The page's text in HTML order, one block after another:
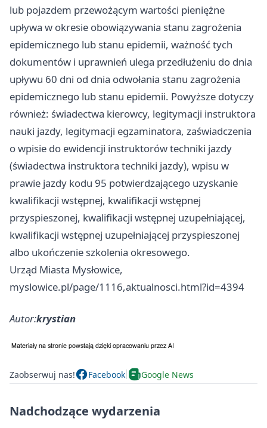
lub pojazdem przewożącym wartości pieniężne
upływa w okresie obowiązywania stanu zagrożenia
epidemicznego lub stanu epidemii, ważność tych
dokumentów i uprawnień ulega przedłużeniu do dnia
upływu 60 dni od dnia odwołania stanu zagrożenia
epidemicznego lub stanu epidemii. Powyższe dotyczy
również: świadectwa kierowcy, legitymacji instruktora
nauki jazdy, legitymacji egzaminatora, zaświadczenia
o wpisie do ewidencji instruktorów techniki jazdy
(świadectwa instruktora techniki jazdy), wpisu w
prawie jazdy kodu 95 potwierdzającego uzyskanie
kwalifikacji wstępnej, kwalifikacji wstępnej
przyspieszonej, kwalifikacji wstępnej uzupełniającej,
kwalifikacji wstępnej uzupełniającej przyspieszonej
albo ukończenie szkolenia okresowego.
Urząd Miasta Mysłowice,
myslowice.pl/page/1116,aktualnosci.html?id=4394
Autor:krystian
Zaobserwuj nas! Facebook Google News
Nadchodzące wydarzenia